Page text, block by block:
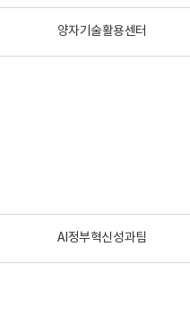
양자기술활용센터
AI정부혁신성과팀